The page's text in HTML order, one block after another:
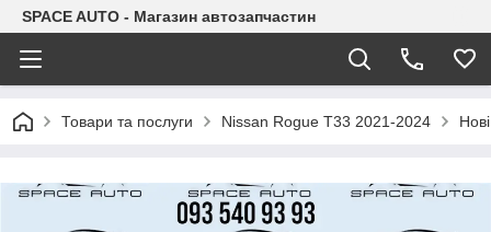
SPACE AUTO - Магазин автозапчастин
Товари та послуги Nissan Rogue T33 2021-2024